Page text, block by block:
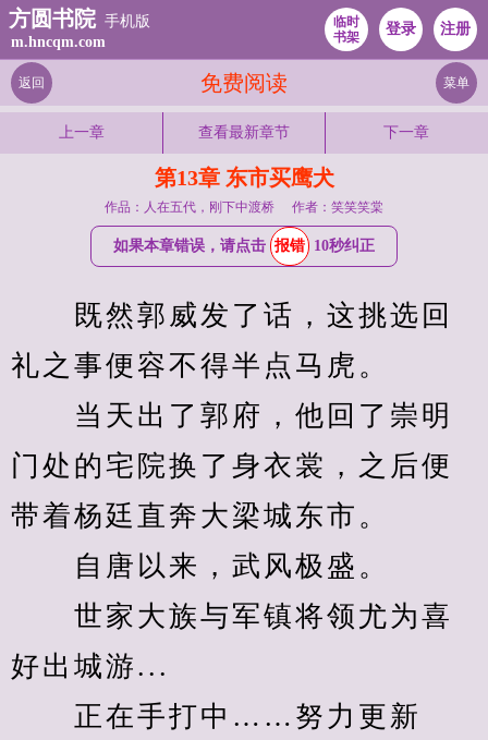
方圆书院 手机版
m.hncqm.com
临时
书架
登录 注册
免费阅读
返回 菜单
上一章 查看最新章节 下一章
第13章 东市买鹰犬
作品：人在五代，刚下中渡桥 作者：笑笑笑棠
如果本章错误，请点击 报错 10秒纠正
既然郭威发了话，这挑选回
礼之事便容不得半点马虎。
当天出了郭府，他回了崇明
门处的宅院换了身衣裳，之后便
带着杨廷直奔大梁城东市。
自唐以来，武风极盛。
世家大族与军镇将领尤为喜
好出城游...
正在手打中……努力更新